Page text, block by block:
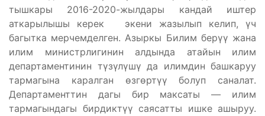
тышкары 2016-2020-жылдары кандай иштер
аткарылышы керек экени жазылып келип, үч
багытка мерчемделген. Азыркы Билим берүү жана
илим министрлигинин алдында атайын илим
департаментинин түзүлүшү да илимдин башкаруу
тармагына каралган өзгөртүү болуп саналат.
Департаменттин дагы бир максаты — илим
тармагындагы бирдиктүү саясатты ишке ашыруу.